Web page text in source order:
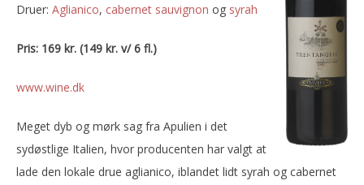
Druer: aglianico, cabernet sauvignon og syrah
Pris: 169 kr. (149 kr. v/ 6 fl.)
www.wine.dk
Meget dyb og mørk sag fra Apulien i det
sydøstlige Italien, hvor producenten har valgt at
lade den lokale drue aglianico, iblandet lidt syrah og cabernet